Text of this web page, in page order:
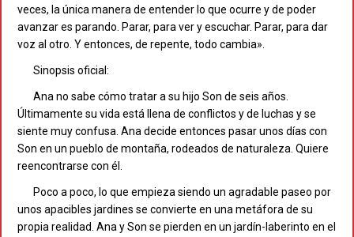
veces, la única manera de entender lo que ocurre y de poder
avanzar es parando. Parar, para ver y escuchar. Parar, para dar
voz al otro. Y entonces, de repente, todo cambia».
Sinopsis oficial:
Ana no sabe cómo tratar a su hijo Son de seis años.
Últimamente su vida está llena de conflictos y de luchas y se
siente muy confusa. Ana decide entonces pasar unos días con
Son en un pueblo de montaña, rodeados de naturaleza. Quiere
reencontrarse con él.
Poco a poco, lo que empieza siendo un agradable paseo por
unos apacibles jardines se convierte en una metáfora de su
propia realidad. Ana y Son se pierden en un jardín-laberinto en el